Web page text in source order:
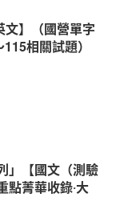
文】（國營單字
相關試題）
」【國文（測驗
點菁華收錄‧大